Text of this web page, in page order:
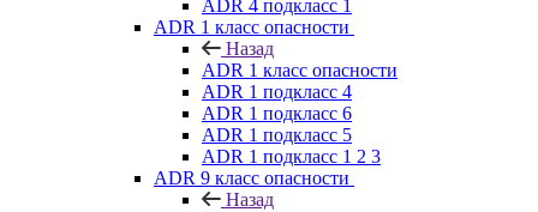
ADR 4 подкласс 1
ADR 1 класс опасности
Назад
ADR 1 класс опасности
ADR 1 подкласс 4
ADR 1 подкласс 6
ADR 1 подкласс 5
ADR 1 подкласс 1 2 3
ADR 9 класс опасности
Назад